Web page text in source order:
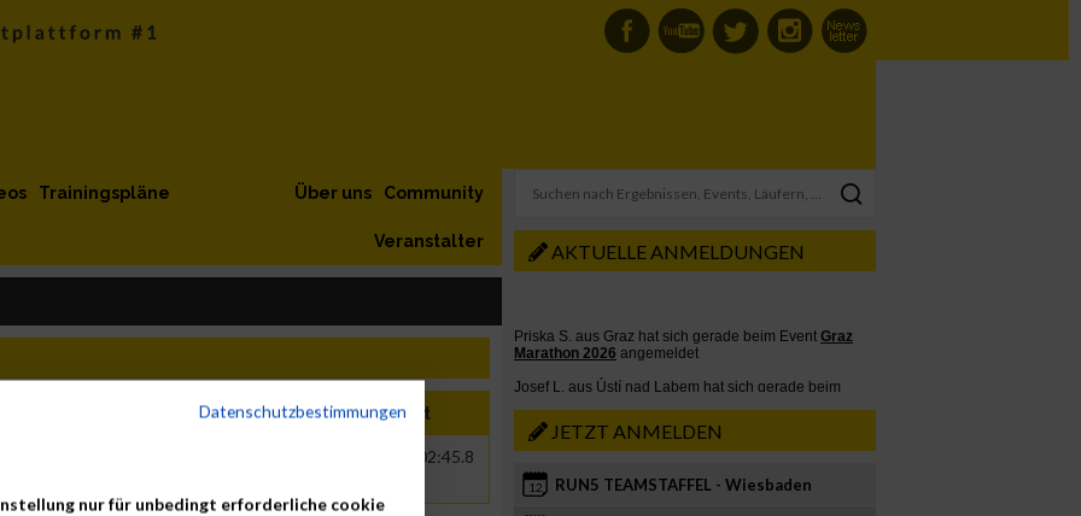
Trainingspläne Community
Über uns
Veranstalter
Verein Net Brut
00:02:45.8
AKTUELLE ANMELDUNGEN
JETZT ANMELDEN
12 RUN5 TEAMSTAFFEL - Wiesbaden
Datenschutzbestimmungen
nur für unbedingt erforderliche cookie